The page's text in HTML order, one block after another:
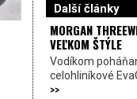
Další články
MORGAN
VEĽKOM ŠTÝLE
Vodíkom
celohliníkové
>>